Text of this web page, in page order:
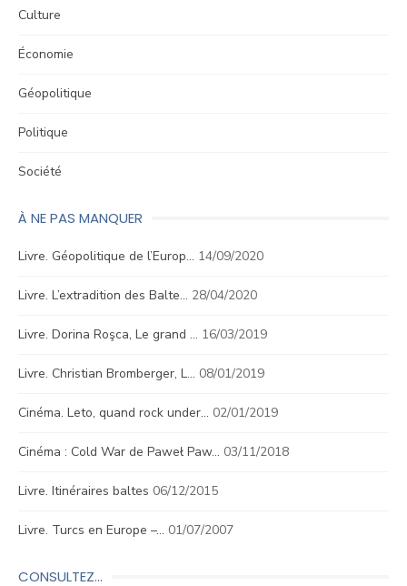
Culture
Économie
Géopolitique
Politique
Société
À NE PAS MANQUER
Livre. Géopolitique de l’Europ… 14/09/2020
Livre. L’extradition des Balte… 28/04/2020
Livre. Dorina Roşca, Le grand … 16/03/2019
Livre. Christian Bromberger, L… 08/01/2019
Cinéma. Leto, quand rock under… 02/01/2019
Cinéma : Cold War de Paweł Paw… 03/11/2018
Livre. Itinéraires baltes 06/12/2015
Livre. Turcs en Europe –… 01/07/2007
CONSULTEZ…